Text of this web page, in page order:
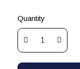
Quantity